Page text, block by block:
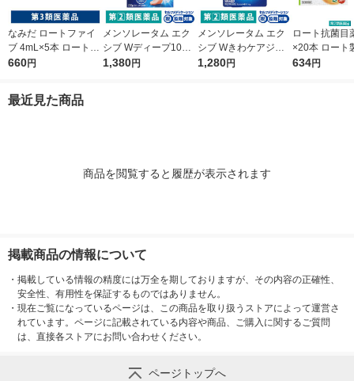
なみだ ロートファイ
ブ 4mL×5本 ロート製
薬 目薬 乾き目 疲れ目
660円
メンソレータム エク
シブ Wディープ10ク
リーム ロート製薬★
1,380円
メンソレータム エク
シブ Wきわケアジェ
ル 15g ロート製薬 ★
1,280円
ロート抗菌目
×20本 ロート
薬 ものもらい
634円
最近見た商品
商品を閲覧すると履歴が表示されます
掲載商品の情報について
・ 掲載している情報の精度には万全を期しておりますが、その内容の正確性、
安全性、有用性を保証するものではありません。
・ 現在ご覧になっているページは、この商品を取り扱うストアによって運営さ
れています。ページに記載されている内容や商品、ご購入に関するご質問
は、直接各ストアにお問い合わせください。
ページトップへ